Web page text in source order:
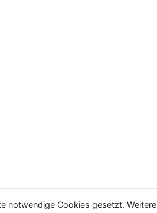
notwendige Cookies gesetzt. Weitere